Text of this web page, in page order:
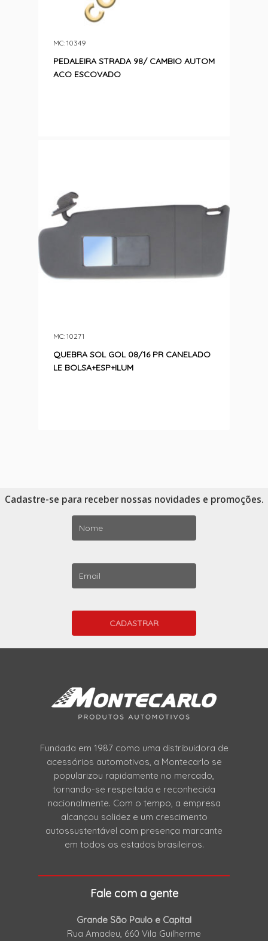
PEDALEIRA STRADA 98/ CAMBIO AUTOM
ACO ESCOVADO
MC: 10349
QUEBRA SOL GOL 08/16 PR CANELADO
LE BOLSA+ESP+ILUM
MC: 10271
Cadastre-se para receber nossas novidades e promoções.
Fundada em 1987 como uma distribuidora de
acessórios automotivos, a Montecarlo se
popularizou rapidamente no mercado,
tornando-se respeitada e reconhecida
nacionalmente. Com o tempo, a empresa
alcançou solidez e um crescimento
autossustentável com presença marcante
em todos os estados brasileiros.
Fale com a gente
Grande São Paulo e Capital
Rua Amadeu, 660 Vila Guilherme